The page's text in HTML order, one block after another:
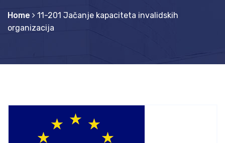
Home
11-201 Jačanje kapaciteta invalidskih
organizacija